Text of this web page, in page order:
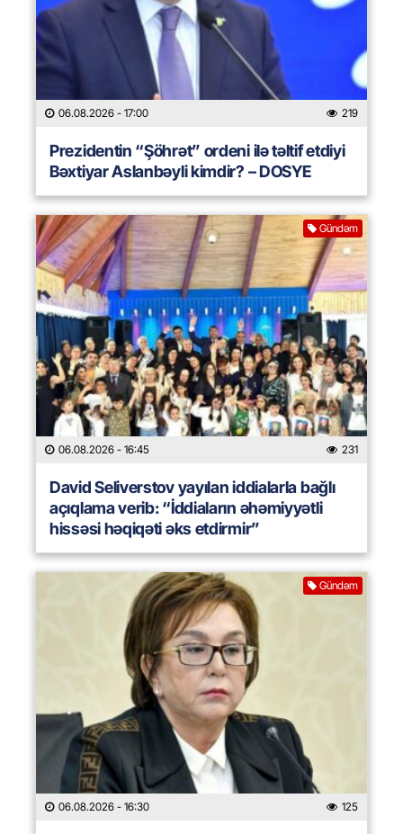
06.08.2026 - 17:00 219
Prezidentin “Şöhrət” ordeni ilə təltif etdiyi
Bəxtiyar Aslanbəyli kimdir? – DOSYE
Gündəm
06.08.2026 - 16:45 231
David Seliverstov yayılan iddialarla bağlı
açıqlama verib: “İddiaların əhəmiyyətli
hissəsi həqiqəti əks etdirmir”
Gündəm
06.08.2026 - 16:30 125